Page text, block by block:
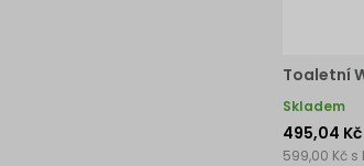
Toaletní
Skladem
495,04 Kč
599,00 Kč s